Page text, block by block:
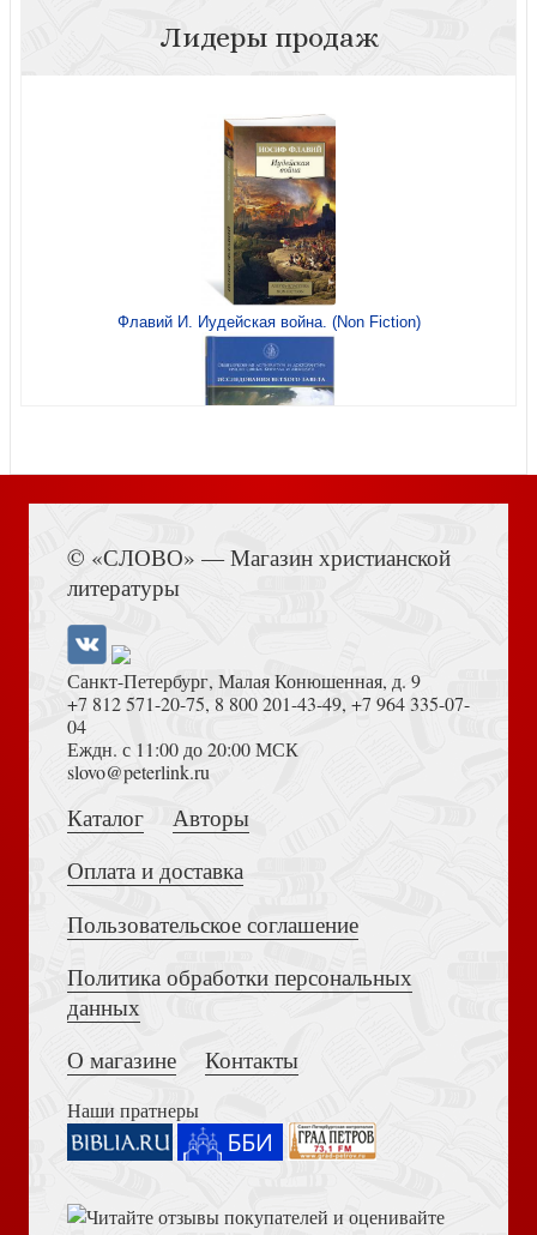
Сказочный замок Бэлль
Невероятные ландшафты в фотографиях Сергея
Карпухина»
Уолсон Э. Играя с огнем. История Марии Юдиной,
пианистки сталинской эпохи
Лидеры продаж
Флавий И. Иудейская война. (Non Fiction)
Толкование на Апокалипсис (Тихоний Африканский)
Достоевский Ф.М. Сила и правда России (2024)
© «СЛОВО» — Магазин христианской
литературы
Санкт-Петербург, Малая Конюшенная, д. 9
+7 812 571-20-75, 8 800 201-43-49, +7 964 335-07-
04
Еждн. с 11:00 до 20:00 МСК
slovo@peterlink.ru
Каталог
Авторы
Оплата и доставка
Пользовательское соглашение
Политика обработки персональных
данных
О магазине
Контакты
Наши пратнеры